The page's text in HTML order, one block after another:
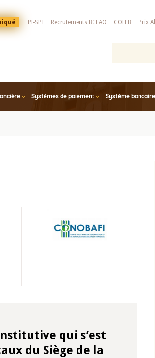
PI-SPI Recrutements BCEAO COFEB Prix
Systèmes de paiement Système
qui s’est
du Siège de la